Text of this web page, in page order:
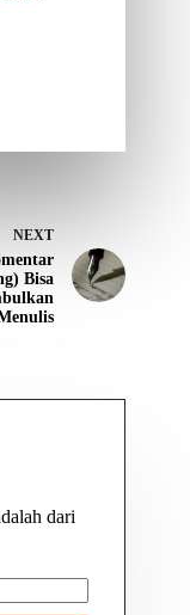
NEXT
Bisa
dari